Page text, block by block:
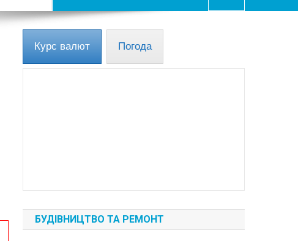
Курс валют Погода
БУДІВНИЦТВО ТА РЕМОНТ